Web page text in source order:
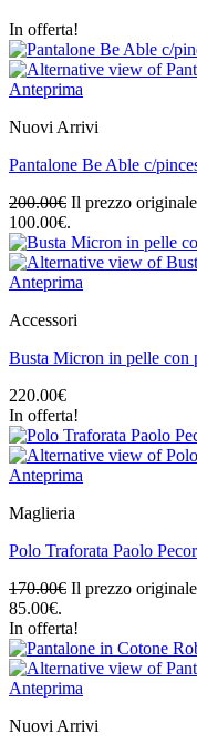
In offerta!
Anteprima
Nuovi Arrivi
Pantalone Be Able c/
200.00€ Il prezzo
100.00€.
Anteprima
Accessori
Busta Micron in pelle con
220.00€
In offerta!
Anteprima
Maglieria
Polo Traforata Paolo
170.00€ Il prezzo
85.00€.
In offerta!
Anteprima
Nuovi Arrivi